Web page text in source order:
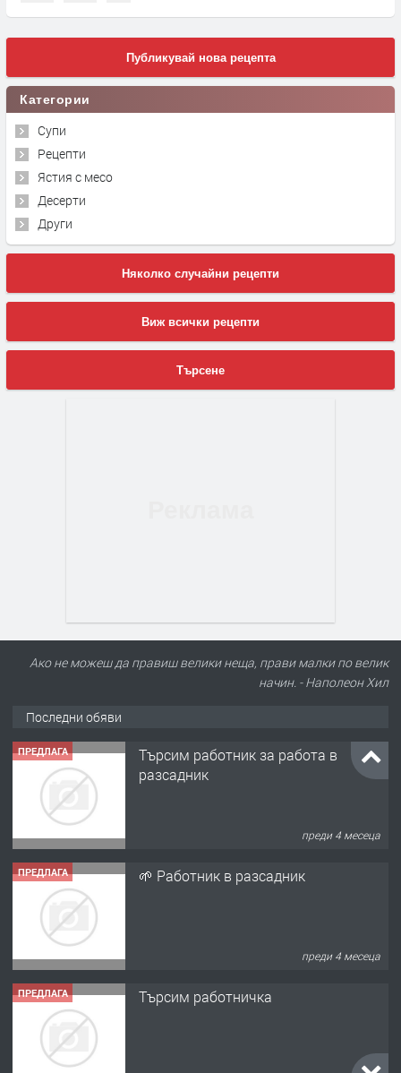
Публикувай нова рецепта
Категории
Супи
Рецепти
Ястия с месо
Десерти
Други
Няколко случайни рецепти
Виж всички рецепти
Търсене
Ако не можеш да правиш велики неща, прави малки по велик
начин. - Наполеон Хил
Последни обяви
Търсим работник за работа в
разсадник
ПРЕДЛАГА 🌱 Работник в разсадник
преди 4 месеца
ПРЕДЛАГА Търсим работничка
преди 11 месеца
ПРЕДЛАГА
Продава употребявани чисти и